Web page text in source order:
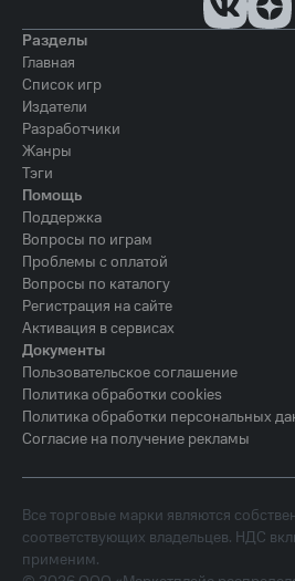
Разделы
Главная
Список игр
Издатели
Разработчики
Жанры
Тэги
Помощь
Поддержка
Вопросы по играм
Проблемы с оплатой
Вопросы по каталогу
Регистрация на сайте
Активация в сервисах
Документы
Пользовательское соглашение
Политика обработки cookies
Политика обработки персональных
Согласие на получение рекламы
Все торговые марки являются
соответствующих владельцев. НДС
применим.